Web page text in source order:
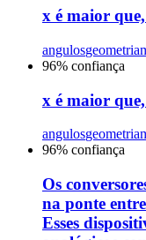
x é maior
angulosgeometria
96% confiança
x é maior
angulosgeometria
96% confiança
Os
na ponte
Esses